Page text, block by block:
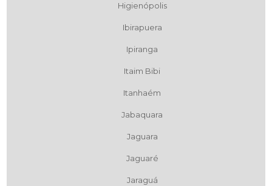
Higienópolis
Ibirapuera
Ipiranga
Itaim Bibi
Itanhaém
Jabaquara
Jaguara
Jaguaré
Jaraguá